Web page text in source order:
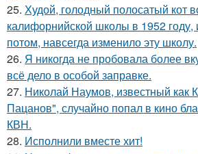
25. Худой, голодный полосатый кот
калифорнийской школы в 1952 году,
потом, навсегда изменило эту школу.
26. Я никогда не пробовала более
всё дело в особой заправке.
27. Николай Наумов, известный как
Пацанов", случайно попал в кино
КВН.
28. Исполнили вместе хит!